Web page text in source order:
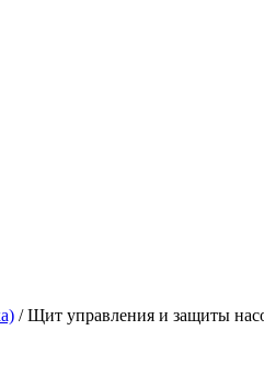
/Щит управления и защиты